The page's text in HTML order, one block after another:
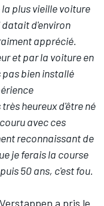
plus vieille voiture
d'environ
apprécié.
et par la voiture en
bien installé
heureux d'être né
avec ces
reconnaissant de
je ferais la course
50 ans, c'est fou.
a pris le